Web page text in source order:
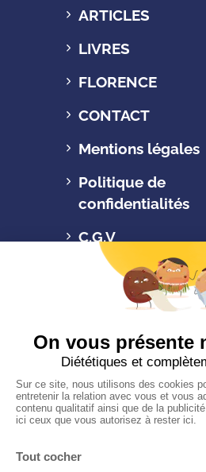
ARTICLES
LIVRES
FLORENCE
CONTACT
Mentions légales
Politique de
confidentialités
C.G.V
Suivez-nous
CONTACTEZ-NOUS